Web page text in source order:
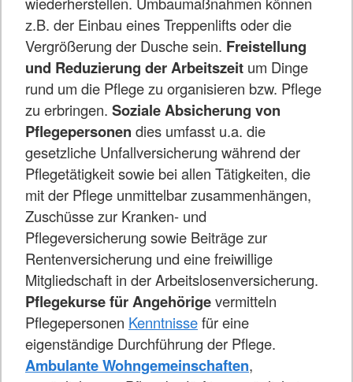
z.B. der Einbau eines Treppenlifts oder die
Vergrößerung der Dusche sein. Freistellung
und Reduzierung der Arbeitszeit um Dinge
rund um die Pflege zu organisieren bzw. Pflege
zu erbringen. Soziale Absicherung von
Pflegepersonen dies umfasst u.a. die
gesetzliche Unfallversicherung während der
Pflegetätigkeit sowie bei allen Tätigkeiten, die
mit der Pflege unmittelbar zusammenhängen,
Zuschüsse zur Kranken- und
Pflegeversicherung sowie Beiträge zur
Rentenversicherung und eine freiwillige
Mitgliedschaft in der Arbeitslosenversicherung.
Pflegekurse für Angehörigevermitteln
Pflegepersonen Kenntnissefür eine
eigenständige Durchführung der Pflege.
Ambulante Wohngemeinschaften,